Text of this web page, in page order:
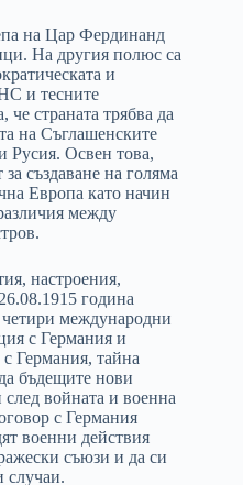
на Цар Фердинанд
На другия полюс са
и
и тесните
страната трябва да
на Съглашенските
Русия. Освен това,
създаване на голяма
Европа като начин
между
настроения,
година
международни
с Германия и
Германия, тайна
бъдещите нови
войната и военна
с Германия
военни действия
съюзи и да си
случаи.